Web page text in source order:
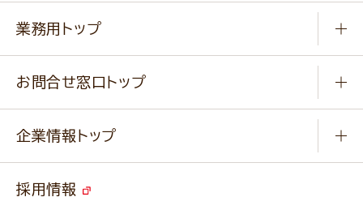
新商品・リニューアル商品
通販サイト一覧
作り方動画
みなさまのレシピはこちら
ふっくらパンをつくりましょう
キャンペーン
業務用トップ
ニップンの アマニ 業務用サイト
ベジカフェブランドサイト
お問合せ窓口トップ
改善事例
企業情報トップ
採用情報